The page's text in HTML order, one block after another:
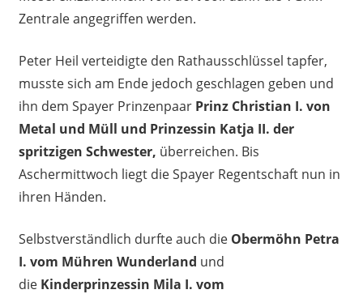
Zentrale angegriffen werden.
Peter Heil verteidigte den Rathausschlüssel tapfer,
musste sich am Ende jedoch geschlagen geben und
ihn dem Spayer Prinzenpaar Prinz Christian I. von
Metal und Müll und Prinzessin Katja II. der
spritzigen Schwester, überreichen. Bis
Aschermittwoch liegt die Spayer Regentschaft nun in
ihren Händen.
Selbstverständlich durfte auch die Obermöhn Petra
I. vom Mühren Wunderland und
die Kinderprinzessin Mila I. vom